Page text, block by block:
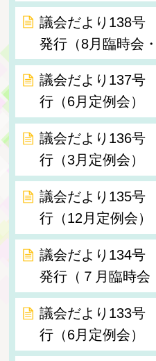
議会だより138号
発行（8月臨時会
議会だより137号
行（6月定例会）
議会だより136号
行（3月定例会）
議会だより135号
行（12月定例会）
議会だより134号
発行（７月臨時会
議会だより133号
行（6月定例会）